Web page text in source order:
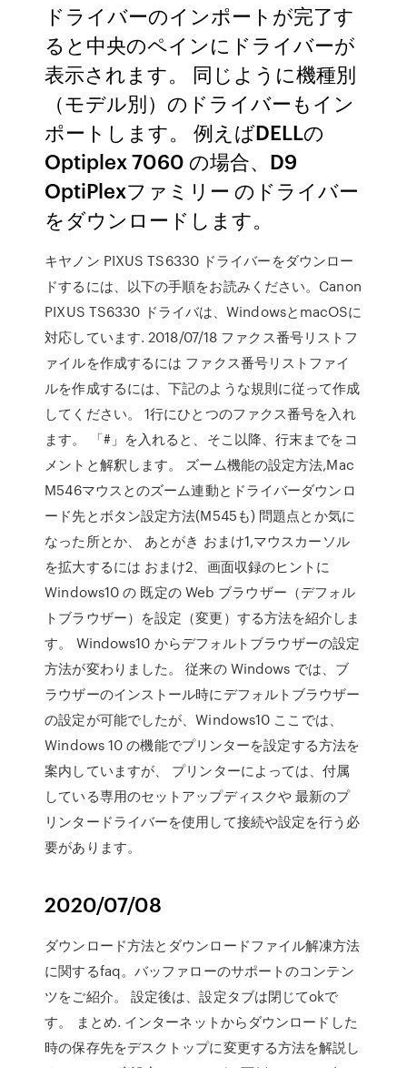
ドライバーのインポートが完了す
ると中央のペインにドライバーが
表示されます。 同じように機種別
（モデル別）のドライバーもイン
ポートします。 例えばDELLの
Optiplex 7060 の場合、D9
OptiPlexファミリー のドライバー
をダウンロードします。
キヤノン PIXUS TS6330 ドライバーをダウンロー
ドするには、以下の手順をお読みください。Canon
PIXUS TS6330 ドライバは、WindowsとmacOSに
対応しています. 2018/07/18 ファクス番号リストフ
ァイルを作成するには ファクス番号リストファイ
ルを作成するには、下記のような規則に従って作成
してください。 1行にひとつのファクス番号を入れ
ます。 「#」を入れると、そこ以降、行末までをコ
メントと解釈します。 ズーム機能の設定方法,Mac
M546マウスとのズーム連動とドライバーダウンロ
ード先とボタン設定方法(M545も) 問題点とか気に
なった所とか、 あとがき おまけ1,マウスカーソル
を拡大するには おまけ2、画面収録のヒントに
Windows10 の 既定の Web ブラウザー（デフォル
トブラウザー）を設定（変更）する方法を紹介しま
す。 Windows10 からデフォルトブラウザーの設定
方法が変わりました。 従来の Windows では、ブ
ラウザーのインストール時にデフォルトブラウザー
の設定が可能でしたが、Windows10 ここでは、
Windows 10 の機能でプリンターを設定する方法を
案内していますが、 プリンターによっては、付属
している専用のセットアップディスクや 最新のプ
リンタードライバーを使用して接続や設定を行う必
要があります。
2020/07/08
ダウンロード方法とダウンロードファイル解凍方法
に関するfaq。バッファローのサポートのコンテン
ツをご紹介。 設定後は、設定タブは閉じてokで
す。 まとめ. インターネットからダウンロードした
時の保存先をデスクトップに変更する方法を解説し